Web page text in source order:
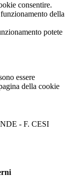
consentire.
della
potete
essere
della cookie
- F. CESI